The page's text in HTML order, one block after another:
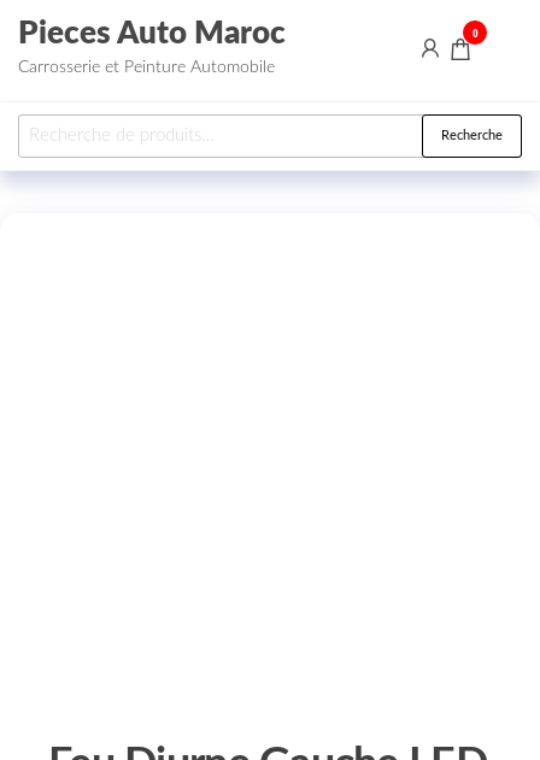
Aller au contenu
Pieces Auto Maroc
Carrosserie et Peinture Automobile
0
Recherche pour : Recherche